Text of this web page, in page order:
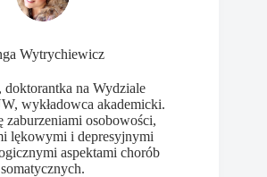
Wytrychiewicz
doktorantka na Wydziale
wykładowca akademicki.
zaburzeniami osobowości,
lękowymi i depresyjnymi
aspektami chorób
somatycznych.